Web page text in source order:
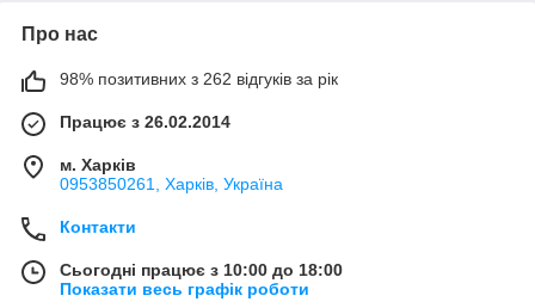
Про нас
98% позитивних з 262 відгуків за рік
Працює з 26.02.2014
м. Харків
0953850261, Харків, Україна
Контакти
Сьогодні працює з 10:00 до 18:00
Показати весь графік роботи